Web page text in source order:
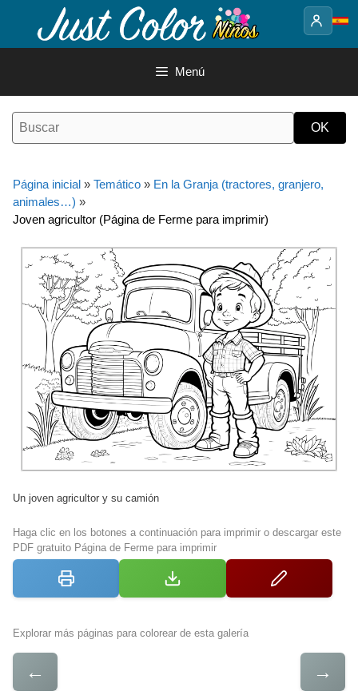
contenido
Menú
Página inicial » Temático » En la Granja (tractores, granjero,
animales…) »
Joven agricultor (Página de Ferme para imprimir)
Un joven agricultor y su camión
Haga clic en los botones a continuación para imprimir o descargar este
PDF gratuito Página de Ferme para imprimir
Explorar más páginas para colorear de esta galería
← →